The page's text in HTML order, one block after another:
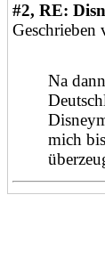
#2, RE:
Na
mich